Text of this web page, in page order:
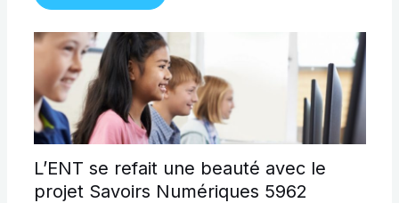
L’ENT se refait une beauté avec le
projet Savoirs Numériques 5962